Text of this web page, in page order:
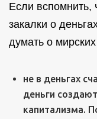
Если вспомнить,
закалки о
думать о
не в деньгах
деньги
капитализма.